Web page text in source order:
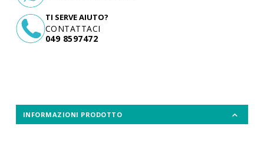
TI SERVE AIUTO?
CONTATTACI
049 8597472
INFORMAZIONI PRODOTTO